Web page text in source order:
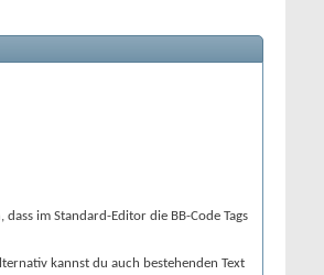
im Standard-Editor die BB-Code Tags
kannst du auch bestehenden Text